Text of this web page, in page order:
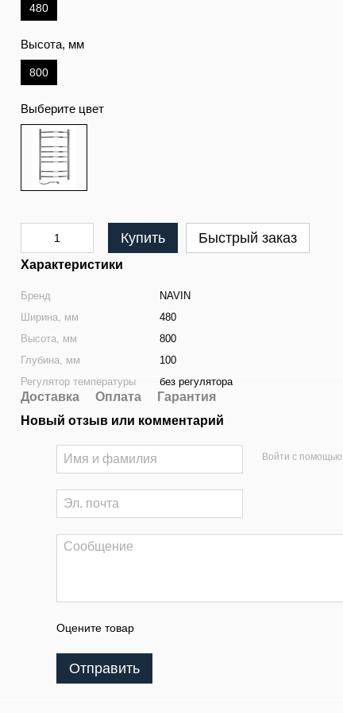
480
Высота, мм
800
Выберите цвет
Купить Быстрый заказ
Характеристики
Бренд
NAVIN
Ширина, мм
480
Высота, мм
800
Глубина, мм
100
Регулятор температуры
без регулятора
Доставка Оплата
Гарантия
Новый отзыв или комментарий
Войти с помощью
Оцените товар
Отправить